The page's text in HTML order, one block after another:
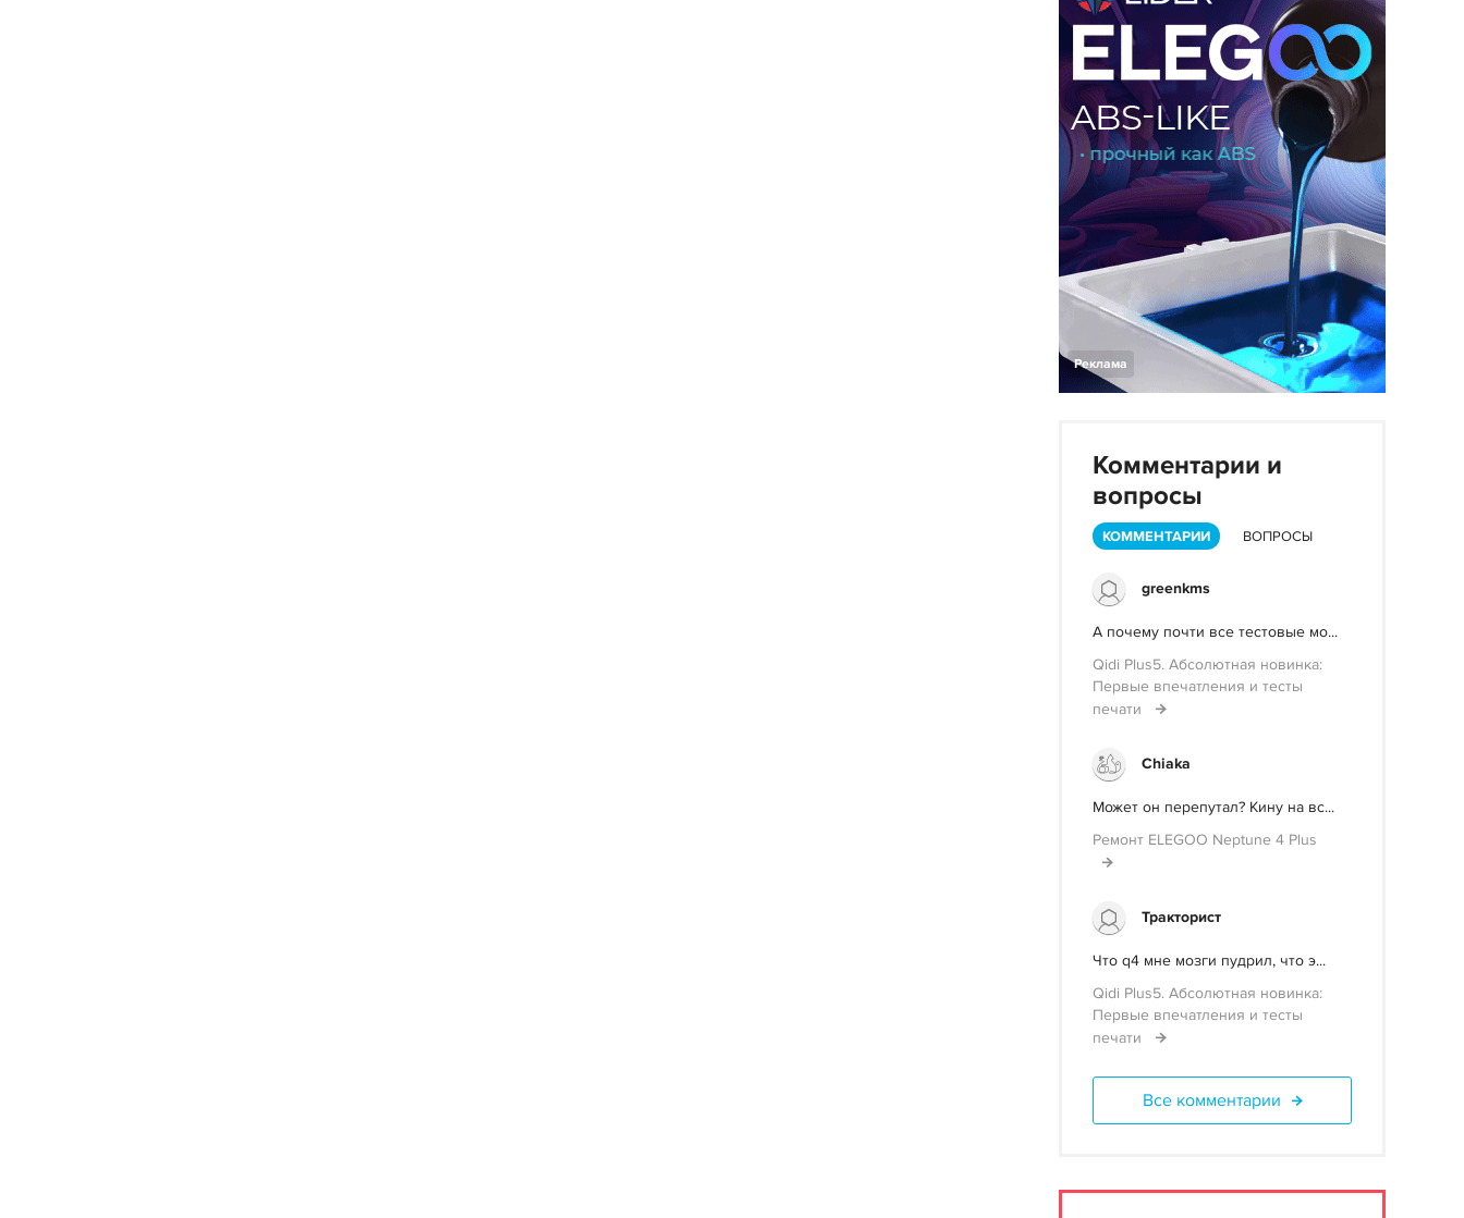
Реклама
Комментарии и
вопросы
КОММЕНТАРИИ ВОПРОСЫ
greenkms
А почему почти все тестовые мо...
Qidi Plus5. Абсолютная новинка:
Первые впечатления и тесты
печати
Chiaka
Может он перепутал? Кину на вс...
Ремонт ELEGOO Neptune 4 Plus
Тракторист
Что q4 мне мозги пудрил, что э...
Qidi Plus5. Абсолютная новинка:
Первые впечатления и тесты
печати
Все комментарии